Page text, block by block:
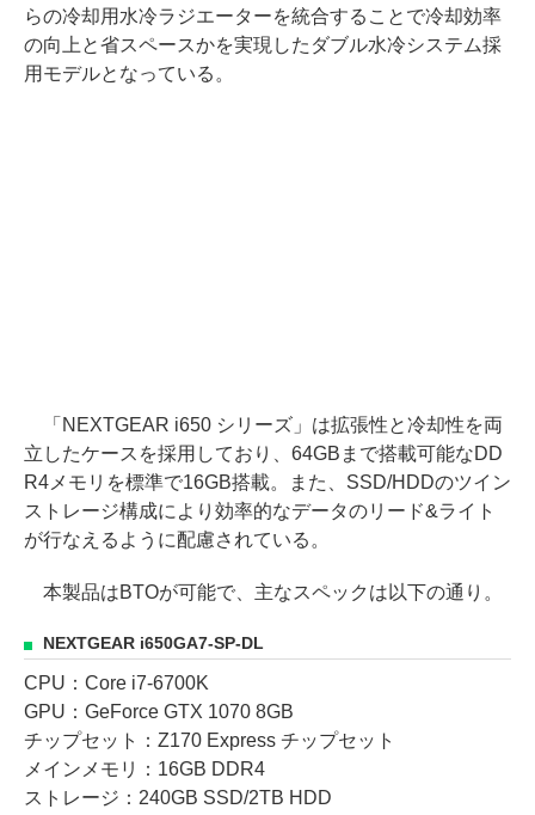
らの冷却用水冷ラジエーターを統合することで冷却効率
の向上と省スペースかを実現したダブル水冷システム採
用モデルとなっている。
「NEXTGEAR i650 シリーズ」は拡張性と冷却性を両
立したケースを採用しており、64GBまで搭載可能なDD
R4メモリを標準で16GB搭載。また、SSD/HDDのツイン
ストレージ構成により効率的なデータのリード&ライト
が行なえるように配慮されている。
本製品はBTOが可能で、主なスペックは以下の通り。
NEXTGEAR i650GA7-SP-DL
CPU：Core i7-6700K
GPU：GeForce GTX 1070 8GB
チップセット：Z170 Express チップセット
メインメモリ：16GB DDR4
ストレージ：240GB SSD/2TB HDD